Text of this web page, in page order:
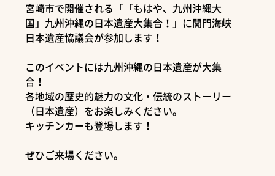
宮崎市で開催される「「もはや、九州沖縄大
国」九州沖縄の日本遺産大集合！」に関門海峡
日本遺産協議会が参加します！
このイベントには九州沖縄の日本遺産が大集
合！
各地域の歴史的魅力の文化・伝統のストーリー
（日本遺産）をお楽しみください。
キッチンカーも登場します！
ぜひご来場ください。